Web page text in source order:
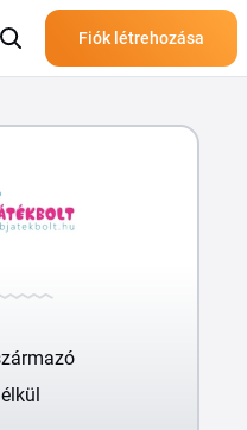
Fiók létrehozása